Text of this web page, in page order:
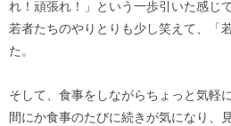
れ！頑張れ！」という一歩引いた感じで
若者たちのやりとりも少し笑えて、「
た。
そして、食事をしながらちょっと気軽
間にか食事のたびに続きが気になり、